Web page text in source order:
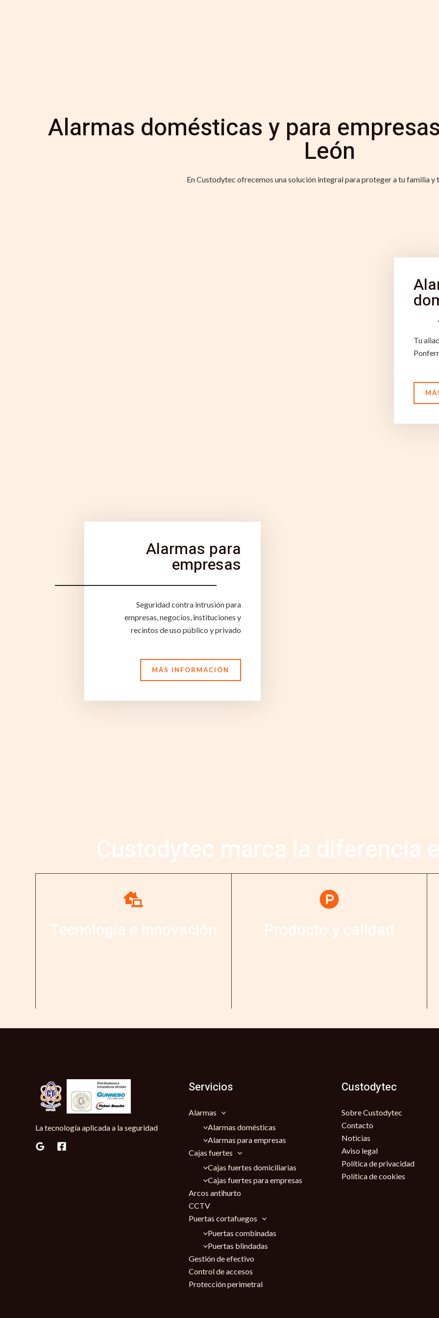
Alarmas domésticas y para
León
En Custodytec ofrecemos una solución integral para proteger a tu familia y
Tu
Alarmas para
empresas
Seguridad contra intrusión para
empresas, negocios, instituciones y
recintos de uso público y privado
MÁS INFORMACIÓN
Custodytec marca la diferencia
Tecnología e innovación Producto y calidad
La tecnología aplicada a la seguridad
Servicios
Alarmas
Alarmas domésticas
Alarmas para empresas
Cajas fuertes
Cajas fuertes domiciliarias
Cajas fuertes para empresas
Arcos antihurto
CCTV
Puertas cortafuegos
Puertas combinadas
Puertas blindadas
Gestión de efectivo
Control de accesos
Protección perimetral
Custodytec
Sobre Custodytec
Contacto
Noticias
Aviso legal
Política de privacidad
Política de cookies